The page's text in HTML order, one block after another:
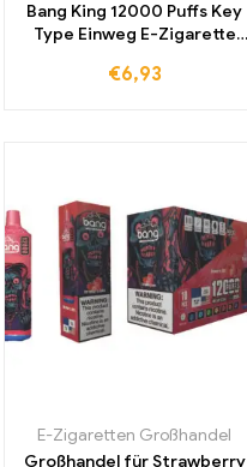
Bang King 12000 Puffs Key
Type Einweg E-Zigarette
Kirsch-Geschmack für
€6,93
E-Zigaretten Großhandel
Großhandel für Strawberry